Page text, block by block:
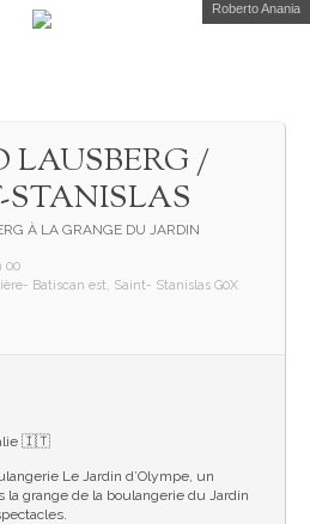
Roberto Anania
LAUSBERG /
STANISLAS
À LA GRANGE DU JARDIN
00
Batiscan est, Saint- Stanislas G0X
🇮🇹
Le Jardin d’Olympe, un
la grange de la boulangerie du Jardin